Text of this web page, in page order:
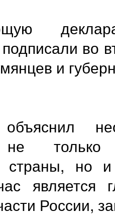
во
и
не только
страны, но
является
России,